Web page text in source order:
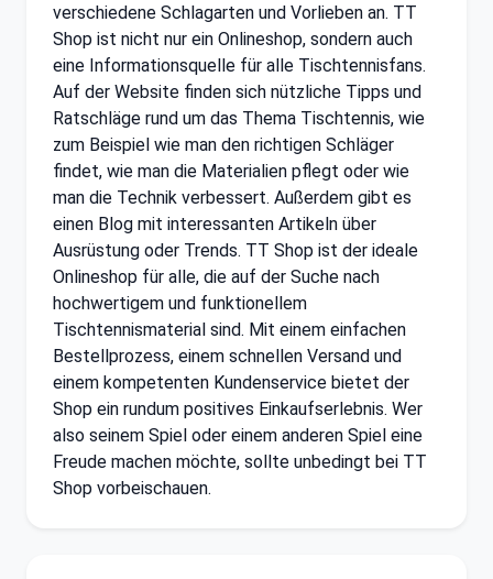
verschiedene Schlagarten und Vorlieben an. TT
Shop ist nicht nur ein Onlineshop, sondern auch
eine Informationsquelle für alle Tischtennisfans.
Auf der Website finden sich nützliche Tipps und
Ratschläge rund um das Thema Tischtennis, wie
zum Beispiel wie man den richtigen Schläger
findet, wie man die Materialien pflegt oder wie
man die Technik verbessert. Außerdem gibt es
einen Blog mit interessanten Artikeln über
Ausrüstung oder Trends. TT Shop ist der ideale
Onlineshop für alle, die auf der Suche nach
hochwertigem und funktionellem
Tischtennismaterial sind. Mit einem einfachen
Bestellprozess, einem schnellen Versand und
einem kompetenten Kundenservice bietet der
Shop ein rundum positives Einkaufserlebnis. Wer
also seinem Spiel oder einem anderen Spiel eine
Freude machen möchte, sollte unbedingt bei TT
Shop vorbeischauen.